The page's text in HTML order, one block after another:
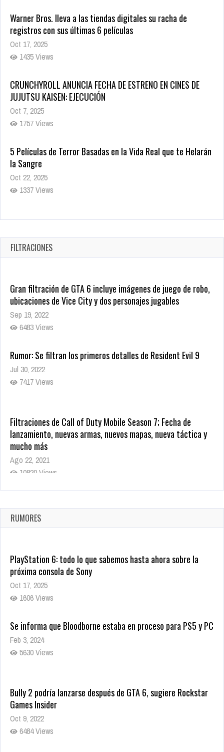
Warner Bros. lleva a las tiendas digitales su racha de
registros con sus últimas 6 películas
Oct 17, 2025
1435 Views
CRUNCHYROLL ANUNCIA FECHA DE ESTRENO EN CINES DE
JUJUTSU KAISEN: EJECUCIÓN
Oct 7, 2025
1757 Views
5 Películas de Terror Basadas en la Vida Real que te Helarán
la Sangre
Oct 22, 2025
1337 Views
Revive el terror: El conjuro 4: Últimos ritos ya está disponible
Oct 20, 2025
1379 Views
FILTRACIONES
Gran filtración de GTA 6 incluye imágenes de juego de robo,
ubicaciones de Vice City y dos personajes jugables
Sep 19, 2022
6483 Views
Rumor: Se filtran los primeros detalles de Resident Evil 9
Jul 30, 2022
7417 Views
Filtraciones de Call of Duty Mobile Season 7; Fecha de
lanzamiento, nuevas armas, nuevos mapas, nueva táctica y
mucho más
Ago 22, 2021
10820 Views
La configuración de Call of Duty 2021 aparentemente ya fue
Ago 8, 2021
10005 Views
RUMORES
PlayStation 6: todo lo que sabemos hasta ahora sobre la
próxima consola de Sony
Oct 17, 2025
1606 Views
Se informa que Bloodborne estaba en proceso para PS5 y PC
Feb 3, 2024
5630 Views
Bully 2 podría lanzarse después de GTA 6, sugiere Rockstar
Games Insider
Oct 9, 2022
6484 Views